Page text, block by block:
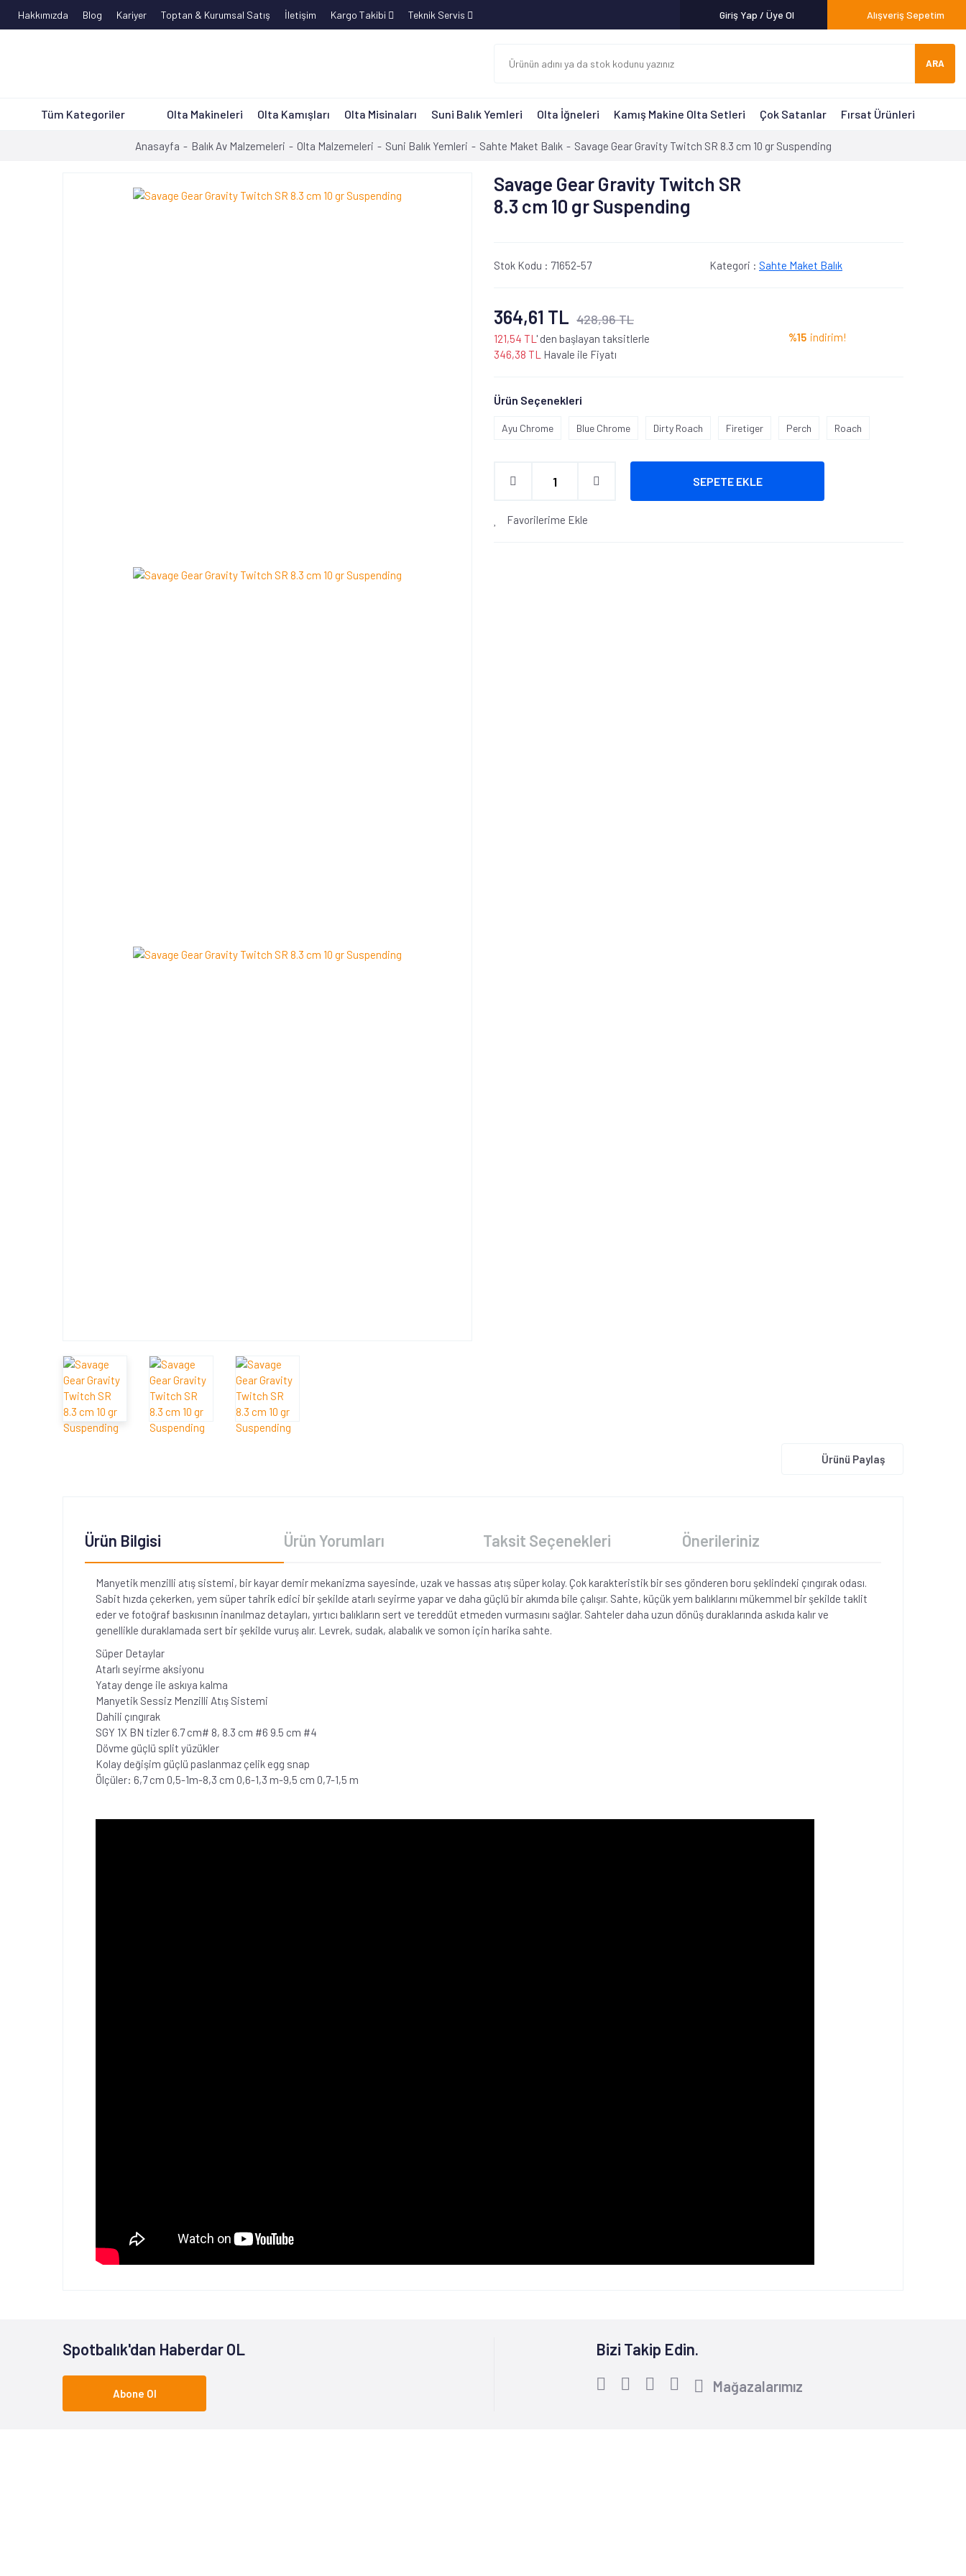
Hakkımızda Blog Kariyer Toptan & Kurumsal Satış İletişim Kargo Takibi Teknik Servis Giriş Yap / Üye Ol Alışveriş Sepetim
ARA
Tüm Kategoriler Olta Makineleri Olta Kamışları Olta Misinaları Suni Balık Yemleri Olta İğneleri Kamış Makine Olta Setleri Çok Satanlar Fırsat Ürünleri
Anasayfa Balık Av Malzemeleri Olta Malzemeleri Suni Balık Yemleri Sahte Maket Balık Savage Gear Gravity Twitch SR 8.3 cm 10 gr Suspending
Savage Gear Gravity Twitch SR
8.3 cm 10 gr Suspending
Stok Kodu : 71652-57 Kategori : Sahte Maket Balık
364,61 TL 428,96 TL
121,54 TL ' den başlayan taksitlerle %15 indirim!
346,38 TL
Havale ile Fiyatı
Ürün Seçenekleri
Ayu Chrome Blue Chrome Dirty Roach Firetiger Perch Roach
SEPETE EKLE
Favorilerime Ekle
Ürünü Paylaş
Ürün Bilgisi
Manyetik menzilli atış sistemi, bir kayar demir mekanizma sayesinde, uzak ve hassas atış süper kolay. Çok karakteristik bir ses gönderen boru şeklindeki çıngırak odası.
Sabit hızda çekerken, yem süper tahrik edici bir şekilde atarlı seyirme yapar ve daha güçlü bir akımda bile çalışır. Sahte, küçük yem balıklarını mükemmel bir şekilde taklit
eder ve fotoğraf baskısının inanılmaz detayları, yırtıcı balıkların sert ve tereddüt etmeden vurmasını sağlar. Sahteler daha uzun dönüş duraklarında askıda kalır ve
genellikle duraklamada sert bir şekilde vuruş alır. Levrek, sudak, alabalık ve somon için harika sahte.
Süper Detaylar
Atarlı seyirme aksiyonu
Yatay denge ile askıya kalma
Manyetik Sessiz Menzilli Atış Sistemi
Dahili çıngırak
SGY 1X BN tizler 6.7 cm# 8, 8.3 cm #6 9.5 cm #4
Dövme güçlü split yüzükler
Kolay değişim güçlü paslanmaz çelik egg snap
Ölçüler: 6,7 cm 0,5-1m-8,3 cm 0,6-1,3 m-9,5 cm 0,7-1,5 m
Ürün Yorumları Taksit Seçenekleri Önerileriniz
Spotbalık'dan Haberdar OL
Abone Ol
Bizi Takip Edin.
Mağazalarımız